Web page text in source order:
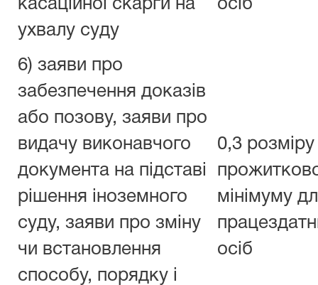
касаційної скарги на
ухвалу суду
осіб
6) заяви про
забезпечення доказів
або позову, заяви про
видачу виконавчого
документа на підставі
рішення іноземного
суду, заяви про зміну
чи встановлення
способу, порядку і
0,3 розміру
мінімуму
осіб